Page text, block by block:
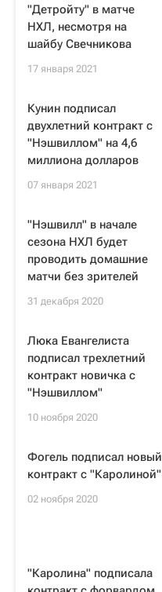
"Детройту" в матче
НХЛ, несмотря на
шайбу Свечникова
17 января 2021
Кунин подписал
двухлетний контракт с
"Нэшвиллом" на 4,6
миллиона долларов
07 января 2021
"Нэшвилл" в начале
сезона НХЛ будет
проводить домашние
матчи без зрителей
31 декабря 2020
Люка Евангелиста
подписал трехлетний
контракт новичка с
"Нэшвиллом"
10 ноября 2020
Фогель подписал новый
контракт с "Каролиной"
02 ноября 2020
"Каролина" подписала